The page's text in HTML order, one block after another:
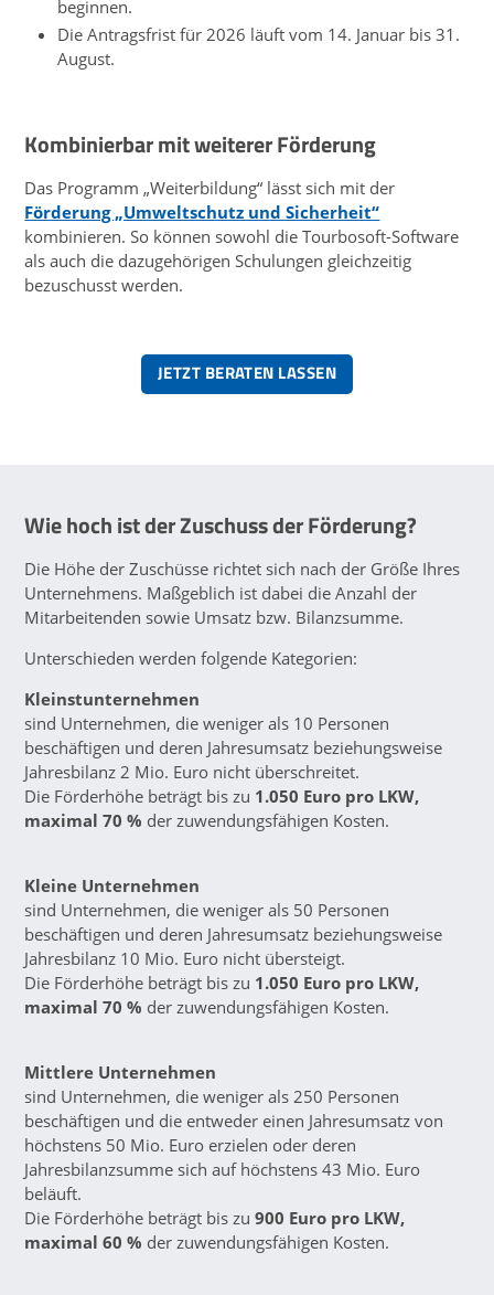
beginnen.
Die Antragsfrist für 2026 läuft vom 14. Januar bis 31.
August.
Kombinierbar mit weiterer Förderung
Das Programm „Weiterbildung“ lässt sich mit der
Förderung „Umweltschutz und Sicherheit“
kombinieren. So können sowohl die Tourbosoft-Software
als auch die dazugehörigen Schulungen gleichzeitig
bezuschusst werden.
JETZT BERATEN LASSEN
Wie hoch ist der Zuschuss der Förderung?
Die Höhe der Zuschüsse richtet sich nach der Größe Ihres
Unternehmens. Maßgeblich ist dabei die Anzahl der
Mitarbeitenden sowie Umsatz bzw. Bilanzsumme.
Unterschieden werden folgende Kategorien:
Kleinstunternehmen
sind Unternehmen, die weniger als 10 Personen
beschäftigen und deren Jahresumsatz beziehungsweise
Jahresbilanz 2 Mio. Euro nicht überschreitet.
Die Förderhöhe beträgt bis zu 1.050 Euro pro LKW,
maximal 70 % der zuwendungsfähigen Kosten.
Kleine Unternehmen
sind Unternehmen, die weniger als 50 Personen
beschäftigen und deren Jahresumsatz beziehungsweise
Jahresbilanz 10 Mio. Euro nicht übersteigt.
Die Förderhöhe beträgt bis zu 1.050 Euro pro LKW,
maximal 70 % der zuwendungsfähigen Kosten.
Mittlere Unternehmen
sind Unternehmen, die weniger als 250 Personen
beschäftigen und die entweder einen Jahresumsatz von
höchstens 50 Mio. Euro erzielen oder deren
Jahresbilanzsumme sich auf höchstens 43 Mio. Euro
beläuft.
Die Förderhöhe beträgt bis zu900 Euro pro LKW,
maximal 60 % der zuwendungsfähigen Kosten.